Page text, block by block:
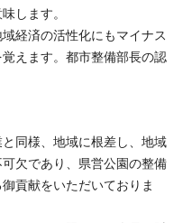
します。
経済の活性化にもマイナス
えます。都市整備部長の認
同様、地域に根差し、地域
欠であり、県営公園の整備
貢献をいただいておりま